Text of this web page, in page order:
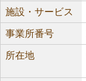
施設・サービス
事業所番号
所在地